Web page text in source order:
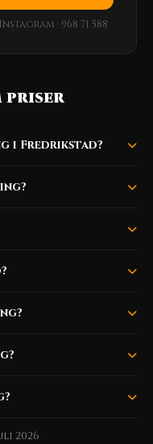
Instagram · 968 71 588
priser
i Fredrikstad?
2026